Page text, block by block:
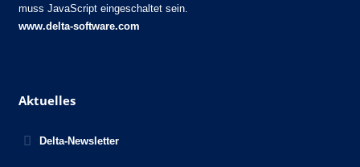
muss JavaScript eingeschaltet sein.
www.delta-software.com
Aktuelles
Delta-Newsletter